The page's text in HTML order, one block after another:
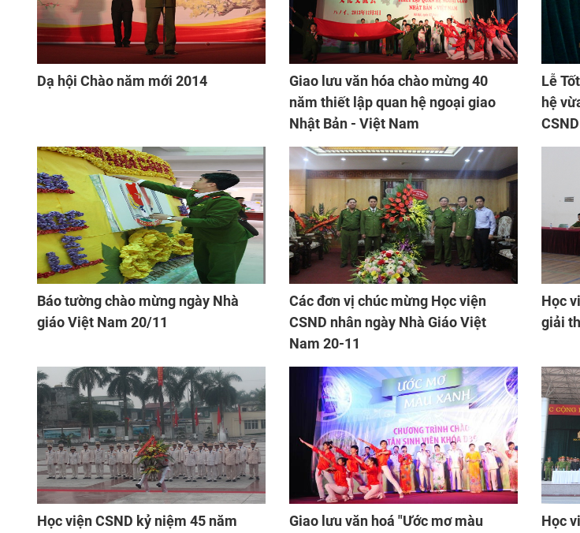
Dạ hội Chào năm mới 2014
Giao lưu văn hóa chào mừng 40
năm thiết lập quan hệ ngoại giao
Nhật Bản - Việt Nam
Lễ
hệ
Báo tường chào mừng ngày Nhà
giáo Việt Nam 20/11
Các đơn vị chúc mừng Học viện
CSND nhân ngày Nhà Giáo Việt
Nam 20-11
Học
giải
Học viện CSND kỷ niệm 45 năm
Giao lưu văn hoá "Ước mơ màu
Học